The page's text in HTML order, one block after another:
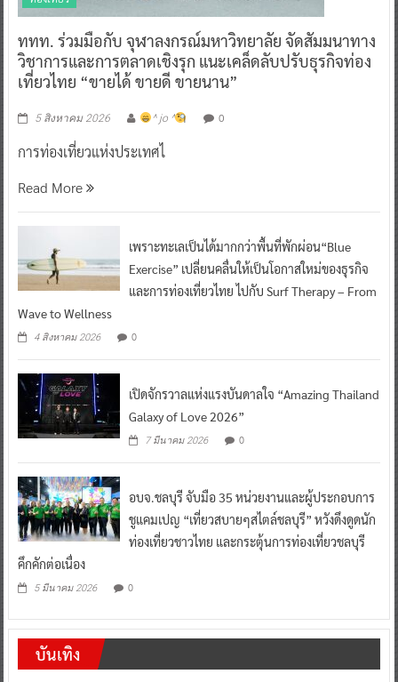
ททท. ร่วมมือกับ จุฬาลงกรณ์มหาวิทยาลัย จัดสัมมนาทาง
วิชาการและการตลาดเชิงรุก แนะเคล็ดลับปรับธุรกิจท่อง
เที่ยวไทย “ขายได้ ขายดี ขายนาน”
5 สิงหาคม 2026 ^ jo ^ 0
การท่องเที่ยวแห่งประเทศไ
Read More
เพราะทะเลเป็นได้มากกว่าพื้นที่พักผ่อน“Blue
Exercise” เปลี่ยนคลื่นให้เป็นโอกาสใหม่ของธุรกิจ
และการท่องเที่ยวไทย ไปกับ Surf Therapy – From
Wave to Wellness
4 สิงหาคม 2026 0
เปิดจักรวาลแห่งแรงบันดาลใจ “Amazing Thailand
Galaxy of Love 2026”
7 มีนาคม 2026 0
อบจ.ชลบุรี จับมือ 35 หน่วยงานและผู้ประกอบการ
ชูแคมเปญ “เที่ยวสบายๆสไตล์ชลบุรี” หวังดึงดูดนัก
ท่องเที่ยวชาวไทย และกระตุ้นการท่องเที่ยวชลบุรี
คึกคักต่อเนื่อง
5 มีนาคม 2026 0
บันเทิง